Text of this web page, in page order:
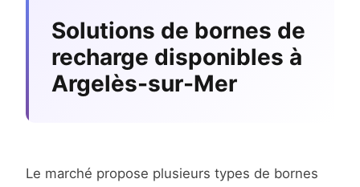
Solutions de bornes de
recharge disponibles à
Argelès-sur-Mer
Le marché propose plusieurs types de bornes